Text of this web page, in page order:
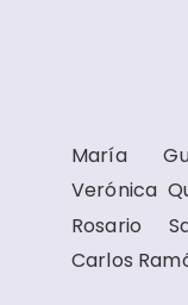
María
Verónica
Rosario
Carlos